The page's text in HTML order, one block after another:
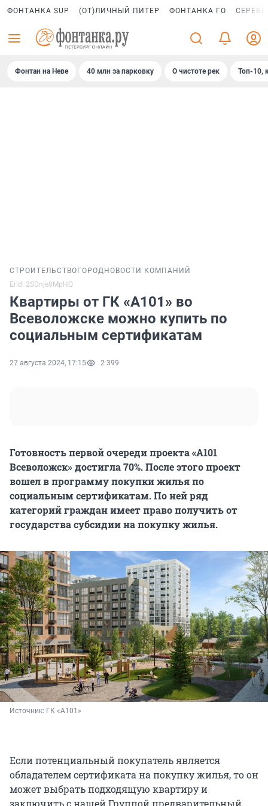
ФОНТАНКА SUP (ОТ)ЛИЧНЫЙ ПИТЕР ФОНТАНКА ГО
Фонтан на Неве 40 млн за парковку О чистоте рек Топ-10,
СТРОИТЕЛЬСТВО ГОРОД НОВОСТИ КОМПАНИЙ
Erid: 2SDnje8MpHQ
Квартиры от ГК «А101» во
Всеволожске можно купить по
социальным сертификатам
27 августа 2024, 17:15 2 399
Готовность первой очереди проекта «А101
Всеволожск» достигла 70%. После этого проект
вошел в программу покупки жилья по
социальным сертификатам. По ней ряд
категорий граждан имеет право получить от
государства субсидии на покупку жилья.
Источник: ГК «А101»
Если потенциальный покупатель является
обладателем сертификата на покупку жилья, то он
может выбрать подходящую квартиру и
заключить с нашей Группой предварительный